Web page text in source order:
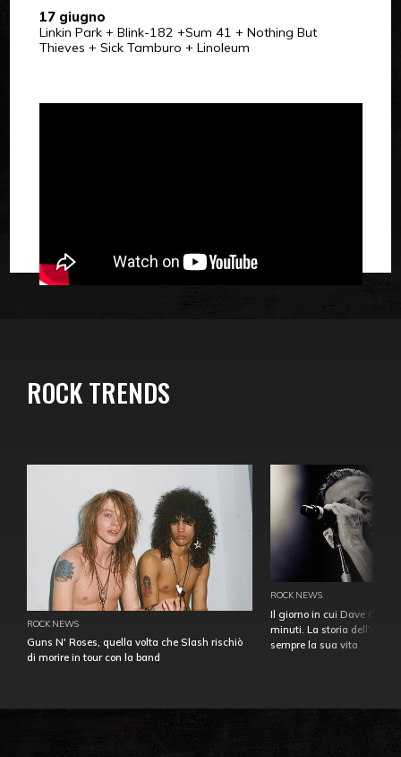
17 giugno
Linkin Park + Blink-182 +Sum 41 + Nothing But
Thieves + Sick Tamburo + Linoleum
ROCK TRENDS
ROCK NEWS
Guns N' Roses, quella volta che Slash rischiò
di morire in tour con la band
ROCK NEWS
Il giorno in cui Dave
minuti. La storia
sempre la sua vita